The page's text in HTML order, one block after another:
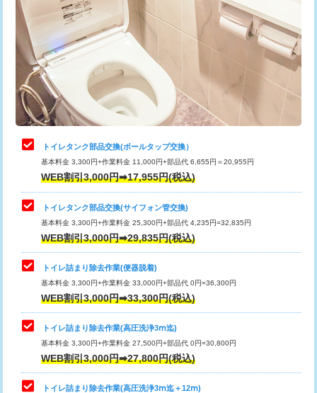
トイレタンク部品交換(ボールタップ交換）
基本料金 3,300円+作業料金 11,000円+部品代 6,655円＝20,955円
WEB割引3,000円➡17,955円(税込)
トイレタンク部品交換(サイフォン管交換)
基本料金 3,300円+作業料金 25,300円+部品代 4,235円=32,835円
WEB割引3,000円➡29,835円(税込)
トイレ詰まり除去作業(便器脱着)
基本料金 3,300円+作業料金 33,000円+部品代 0円=36,300円
WEB割引3,000円➡33,300円(税込)
トイレ詰まり除去作業(高圧洗浄3ⅿ迄)
基本料金 3,300円+作業料金 27,500円+部品代 0円=30,800円
WEB割引3,000円➡27,800円(税込)
トイレ詰まり除去作業(高圧洗浄3ⅿ迄＋12ⅿ)